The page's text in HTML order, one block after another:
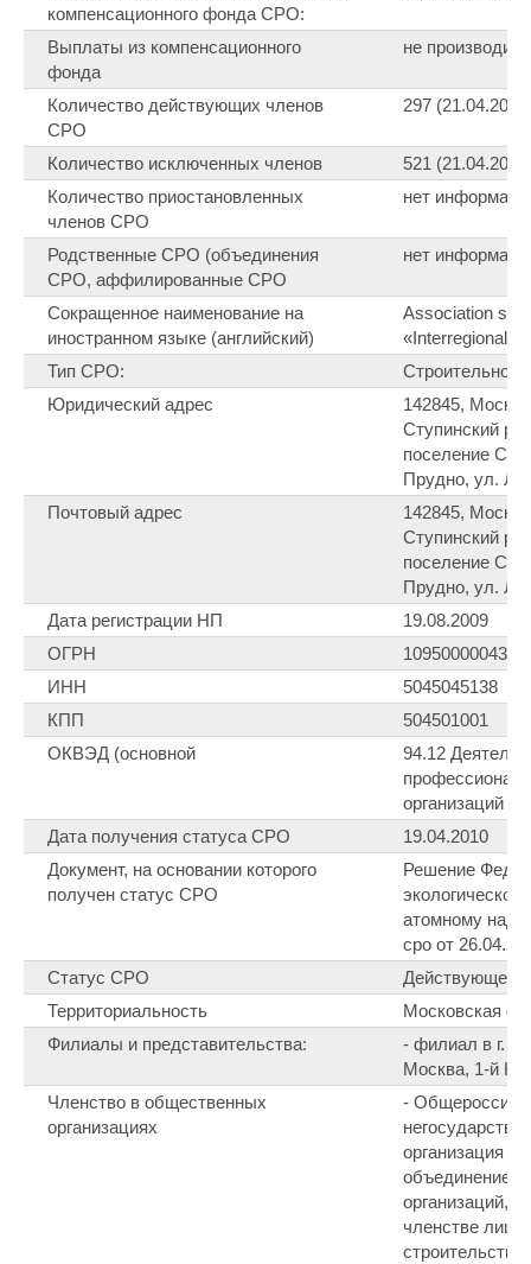
компенсационного фонда СРО:
Выплаты из компенсационного
фонда
не
Количество действующих членов
СРО
297
Количество исключенных членов
521
Количество приостановленных
членов СРО
нет
Родственные СРО (объединения
СРО, аффилированные СРО
нет
Сокращенное наименование на
иностранном языке (английский)
Association
«Interregional
Тип СРО:
Строительное
Юридический адрес
142845,
Ступинский р-
поселение
Прудно, ул.
Почтовый адрес
142845,
Ступинский р-
поселение
Прудно, ул.
Дата регистрации НП
19.08.2009
ОГРН
1095000004362
ИНН
5045045138
КПП
504501001
ОКВЭД (основной
94.12
организаций
Дата получения статуса СРО
19.04.2010
Документ, на основании которого
получен статус СРО
Решение
атомному
сро от
Статус СРО
Действующее
Территориальность
Московская
Филиалы и представительства:
- филиал в г.
Москва, 1-й
Членство в общественных
организациях
-
организация
объединение
организаций,
членстве лиц,